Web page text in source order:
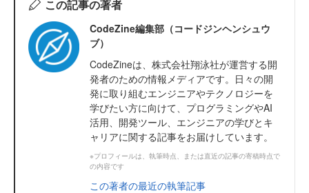
この記事の著者
CodeZine編集部（コードジンヘンシュウ
ブ）
CodeZineは、株式会社翔泳社が運営する開
発者のための情報メディアです。日々の開
発に取り組むエンジニアやテクノロジーを
学びたい方に向けて、プログラミングやAI
活用、開発ツール、エンジニアの学びとキ
ャリアに関する記事をお届けしています。
※プロフィールは、執筆時点、または直近の記事の寄稿時点で
の内容です
この著者の最近の執筆記事